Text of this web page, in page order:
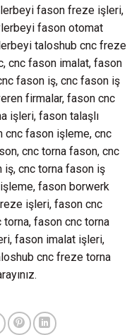
fason freze işleri,
fason otomat
taloshub cnc freze
cnc fason imalat, fason
fason iş, cnc fason iş
firmalar, fason cnc
işleri, fason talaşlı
cnc fason işleme, cnc
cnc torna fason, cnc
iş, cnc torna fason iş
fason borwerk
işleri, fason cnc
fason cnc torna
fason imalat işleri,
cnc freze torna